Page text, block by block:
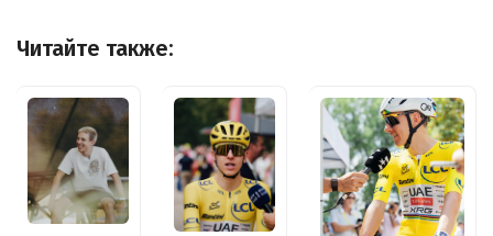
Читайте также: